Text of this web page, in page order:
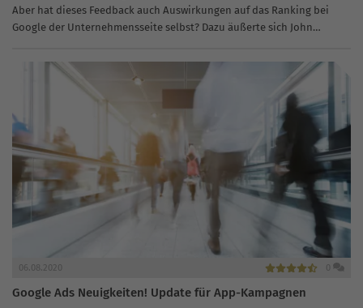
Aber hat dieses Feedback auch Auswirkungen auf das Ranking bei
Google der Unternehmensseite selbst? Dazu äußerte sich John
06.08.2020 0
Google Ads Neuigkeiten! Update für App-Kampagnen